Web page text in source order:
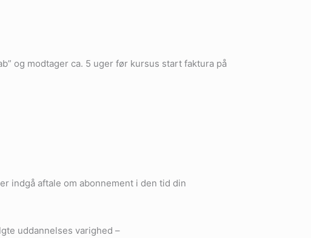
og modtager ca. 5 uger før kursus start faktura på
indgå aftale om abonnement i den tid din
uddannelses varighed –